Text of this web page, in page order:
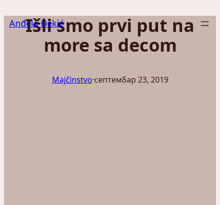
на
Anđela Đekić
Išli smo prvi put na
more sa decom
Majčinstvo·септембар 23, 2019